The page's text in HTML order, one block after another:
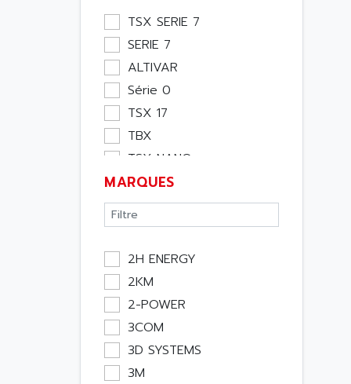
Module Métier
Moteur
Pupitre Opérateur
Rack
Etude
Software
Variateur
Actif
Consommable
Energie
Optoélectronique
Passif
Bureau
Emballage
Informatique
TSX SERIE 7
SERIE 7
ALTIVAR
Série 0
TSX 17
TBX
TSX NANO
TSX PREMIUM
ASI
APRIL 5000
XUD
TSX MICRO
MAGELIS
TCCX
CCX17
TELEFAST
MARQUES
2H ENERGY
2KM
2-POWER
3COM
3D SYSTEMS
3M